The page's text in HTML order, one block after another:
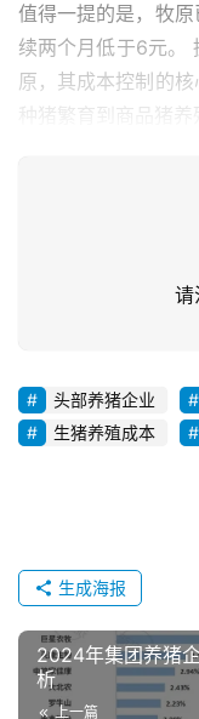
首
新
闻
分
值得一提的是，牧
续两个月低于6元。
原，其成本控制的核
种猪繁育到商品猪
请
头部养猪企业
生猪养殖成本
生成海报
2024年集团养猪
析
上一篇